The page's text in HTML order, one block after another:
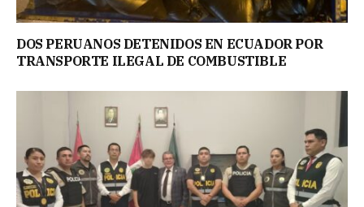
DOS PERUANOS DETENIDOS EN ECUADOR POR
TRANSPORTE ILEGAL DE COMBUSTIBLE